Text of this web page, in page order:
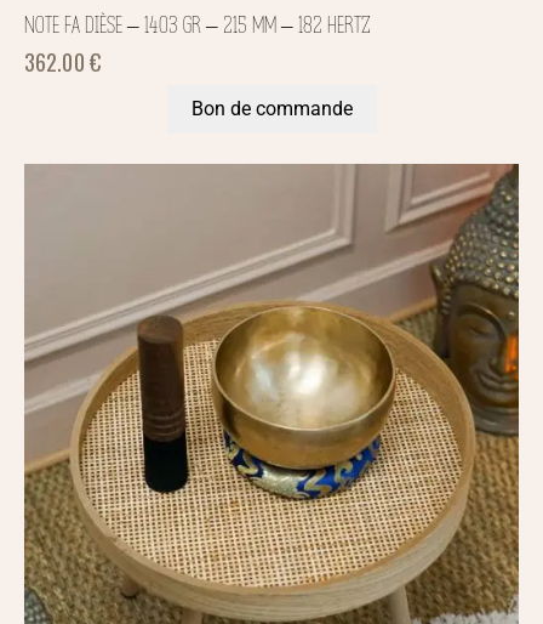
NOTE FA DIÈSE – 1403 GR – 215 MM – 182 HERTZ
362.00€
Bon de commande